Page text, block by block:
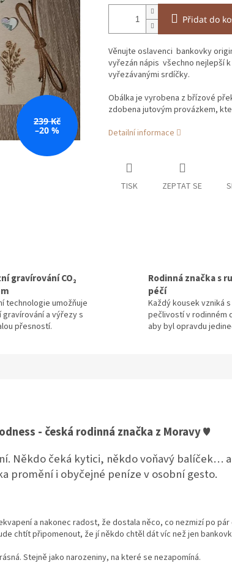
239 Kč
–20 %
Přidat do
Věnujte oslavenci bankovky
vyřezán nápis všechno nejlepší
vyřezávanými srdíčky.
Obálka je vyrobena z břízové
zdobena jutovým provázkem,
Detailní informace
TISK ZEPTAT SE
gravírování CO₂
technologie umožňuje
gravírování a výřezy s
přesností.
Rodinná značka s
péčí
Každý kousek vzniká
pečlivostí v rodinném
aby byl opravdu
- česká rodinná značka z Moravy ♥
Někdo čeká kytici, někdo voňavý balíček…
promění i obyčejné peníze v osobní gesto.
a nakonec radost, že dostala něco, co nezmizí po
chtít připomenout, že jí někdo chtěl dát víc než jen
Stejně jako narozeniny, na které se nezapomíná.